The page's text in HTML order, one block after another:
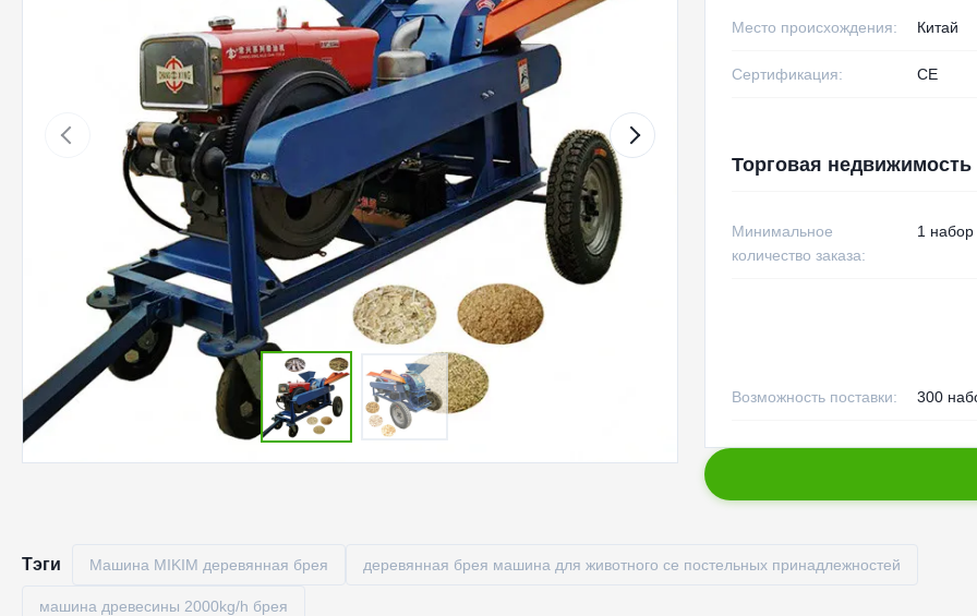
Место происхождения: Китай
Сертификация: CE
Торговая недвижимость
Минимальное
количество заказа:
1 набор
Возможность поставки: 300
Тэги Машина MIKIM деревянная брея деревянная брея машина для животного ce постельных принадлежностей
машина древесины 2000kg/h брея